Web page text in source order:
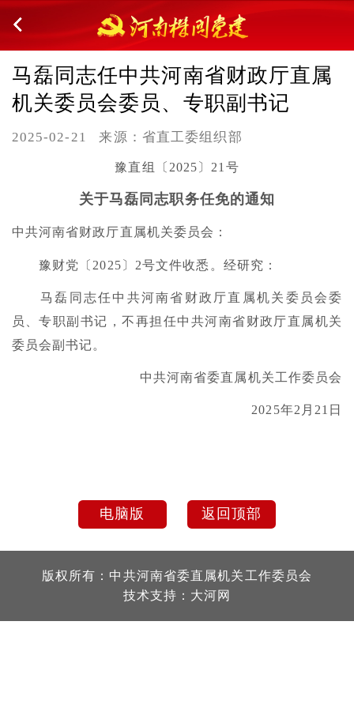
马磊同志任中共河南省财政厅直属
机关委员会委员、专职副书记
2025-02-21 来源：省直工委组织部
豫直组〔2025〕21号
关于马磊同志职务任免的通知
中共河南省财政厅直属机关委员会：
豫财党〔2025〕2号文件收悉。经研究：
马磊同志任中共河南省财政厅直属机关委员会委
员、专职副书记，不再担任中共河南省财政厅直属机关
委员会副书记。
中共河南省委直属机关工作委员会
2025年2月21日
电脑版 返回顶部
版权所有：中共河南省委直属机关工作委员会
技术支持： 大河网